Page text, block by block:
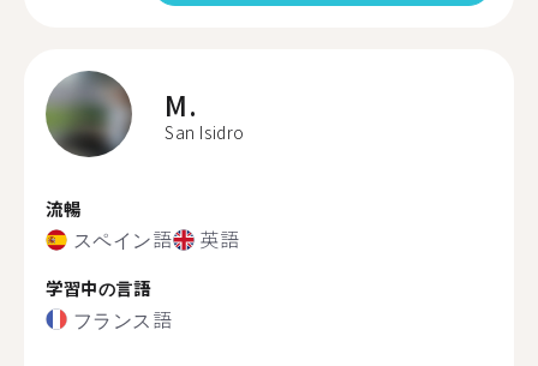
M.
San Isidro
流暢
スペイン語 英語
学習中の言語
フランス語